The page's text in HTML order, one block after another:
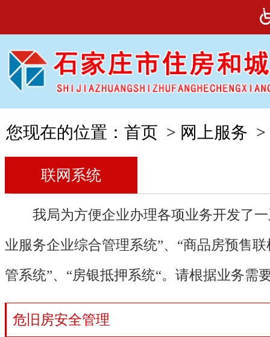
您现在的位置： 首页 > 网上服务 >
联网系统
我局为方便企业办理各项业务开发了
业服务企业综合管理系统”、“商品房预售
管系统”、“房银抵押系统“。请根据业务需
危旧房安全管理